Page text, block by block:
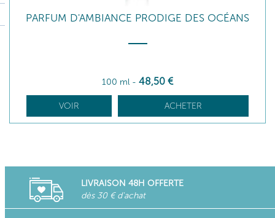
PARFUM D'AMBIANCE PRODIGE DES OCÉANS
100 ml - 48,50 €
VOIR ACHETER
LIVRAISON 48H OFFERTE
dès 30 € d'achat